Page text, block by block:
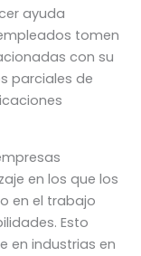
ayuda
tomen
con su
parciales de
en los que los
en el trabajo
Esto
en industrias en